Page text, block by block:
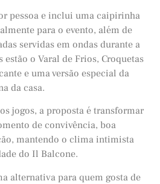
pessoa e inclui uma caipirinha
para o evento, além de
servidas em ondas durante a
estão o Varal de Frios, Croquetas
e uma versão especial da
da casa.
jogos, a proposta é transformar
de convivência, boa
mantendo o clima intimista
do Il Balcone.
alternativa para quem gosta de